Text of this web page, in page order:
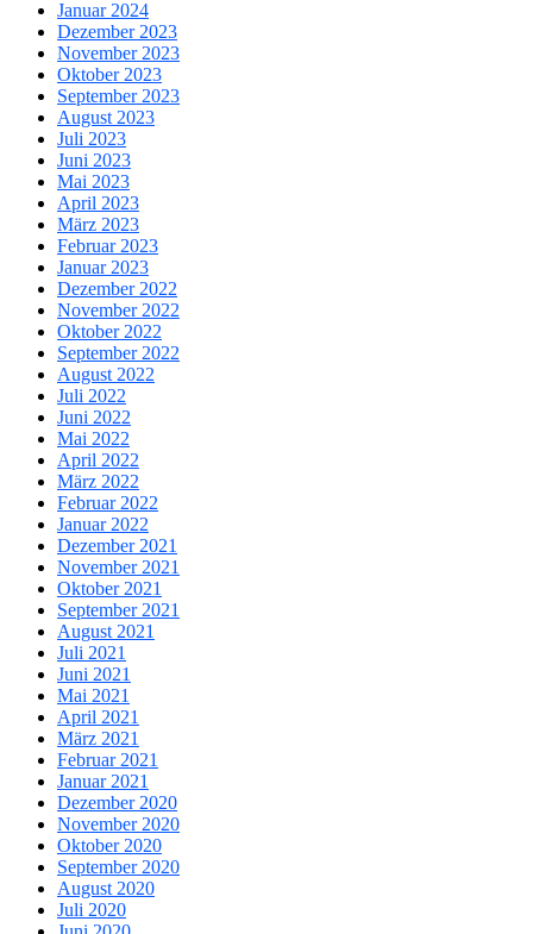
Januar 2024
Dezember 2023
November 2023
Oktober 2023
September 2023
August 2023
Juli 2023
Juni 2023
Mai 2023
April 2023
März 2023
Februar 2023
Januar 2023
Dezember 2022
November 2022
Oktober 2022
September 2022
August 2022
Juli 2022
Juni 2022
Mai 2022
April 2022
März 2022
Februar 2022
Januar 2022
Dezember 2021
November 2021
Oktober 2021
September 2021
August 2021
Juli 2021
Juni 2021
Mai 2021
April 2021
März 2021
Februar 2021
Januar 2021
Dezember 2020
November 2020
Oktober 2020
September 2020
August 2020
Juli 2020